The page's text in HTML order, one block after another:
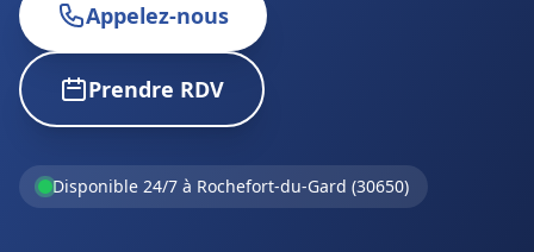
Appelez-nous
Prendre RDV
Disponible 24/7 à Rochefort-du-Gard (30650)